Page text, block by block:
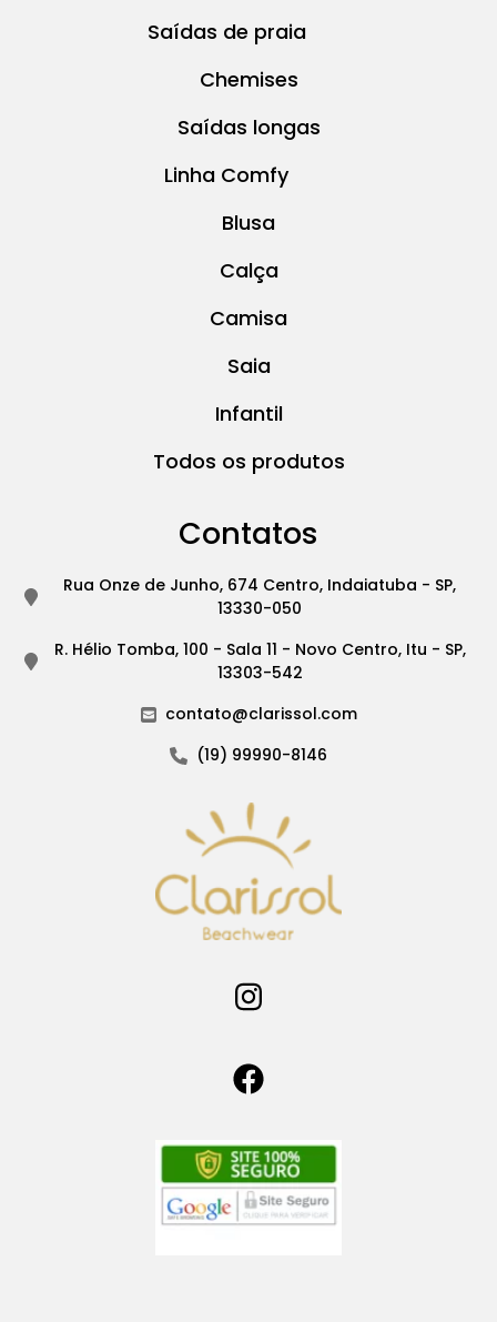
Saídas de praia
Chemises
Saídas longas
Linha Comfy
Blusa
Calça
Camisa
Saia
Infantil
Todos os produtos
Contatos
Rua Onze de Junho, 674 Centro, Indaiatuba - SP,
13330-050
R. Hélio Tomba, 100 - Sala 11 - Novo Centro, Itu - SP,
13303-542
contato@clarissol.com
(19) 99990-8146